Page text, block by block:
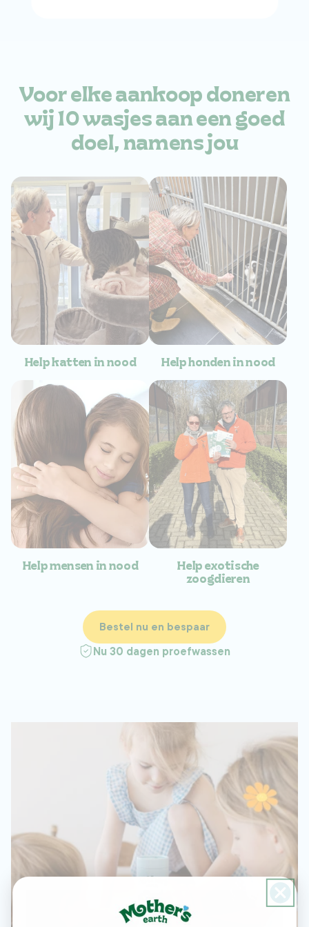
Voor elke aankoopdoneren
wij 10 wasjes aaneen goed
doel, namens jou
Help katten in nood Help honden in nood
Help mensen in nood Help exotische
zoogdieren
Bestel nu en bespaar
Nu 30 dagen proefwassen